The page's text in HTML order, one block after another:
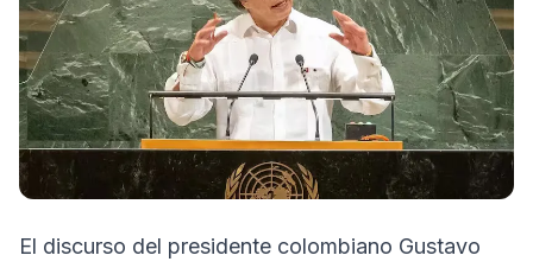
El discurso del presidente colombiano Gustavo